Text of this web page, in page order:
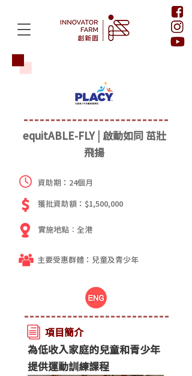
equitABLE-FLY | 啟動如同 茁壯
飛揚
資助期：24個月
獲批資助額：$1,500,000
實施地點︰全港
主要受惠群體：兒童及青少年
項目簡介
為低收入家庭的兒童和青少年
提供運動訓練課程